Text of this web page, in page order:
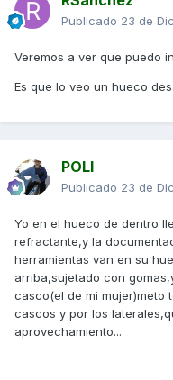
Publicado 23 de
Veremos a ver que puedo
Es que lo veo un hueco
POLI
Publicado 23 de
Yo en el hueco de dentro
refractante,y la
herramientas van en su
arriba,sujetado con
casco(el de mi mujer)meto
cascos y por los
aprovechamiento...